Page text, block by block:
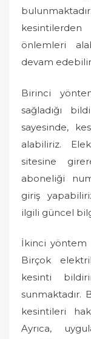
önlemleri
devam
Birinci
sağladığı
sayesinde,
alabiliriz.
sitesine
aboneliği
giriş
ilgili güncel
İkinci yöntem
Birçok
kesinti
sunmaktadır.
kesintileri
Ayrıca,